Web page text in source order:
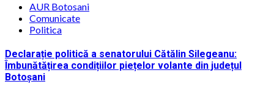
AUR Botosani
Comunicate
Politica
Declarație politică a senatorului Cătălin Silegeanu:
Îmbunătățirea condițiilor piețelor volante din județul
Botoșani